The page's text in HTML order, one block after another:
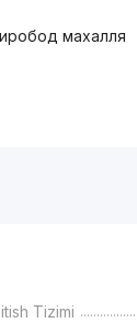
махалля
Tizimi